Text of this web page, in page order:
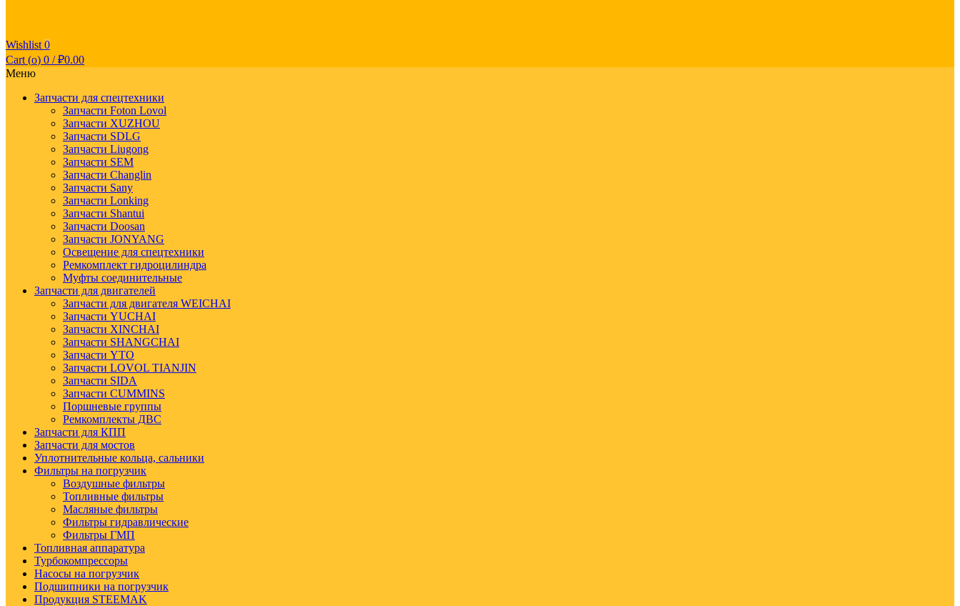
Wishlist 0
Cart (o) 0 / ₽0.00
Меню
Запчасти для спецтехники
Запчасти Foton Lovol
Запчасти XUZHOU
Запчасти SDLG
Запчасти Liugong
Запчасти SEM
Запчасти Changlin
Запчасти Sany
Запчасти Lonking
Запчасти Shantui
Запчасти Doosan
Запчасти JONYANG
Освещение для спецтехники
Ремкомплект гидроцилиндра
Муфты соединительные
Запчасти для двигателей
Запчасти для двигателя WEICHAI
Запчасти YUCHAI
Запчасти XINCHAI
Запчасти SHANGCHAI
Запчасти YTO
Запчасти LOVOL TIANJIN
Запчасти SIDA
Запчасти CUMMINS
Поршневые группы
Ремкомплекты ДВС
Запчасти для КПП
Запчасти для мостов
Уплотнительные кольца, сальники
Фильтры на погрузчик
Воздушные фильтры
Топливные фильтры
Масляные фильтры
Фильтры гидравлические
Фильтры ГМП
Топливная аппаратура
Турбокомпрессоры
Насосы на погрузчик
Подшипники на погрузчик
Продукция STEEMAK